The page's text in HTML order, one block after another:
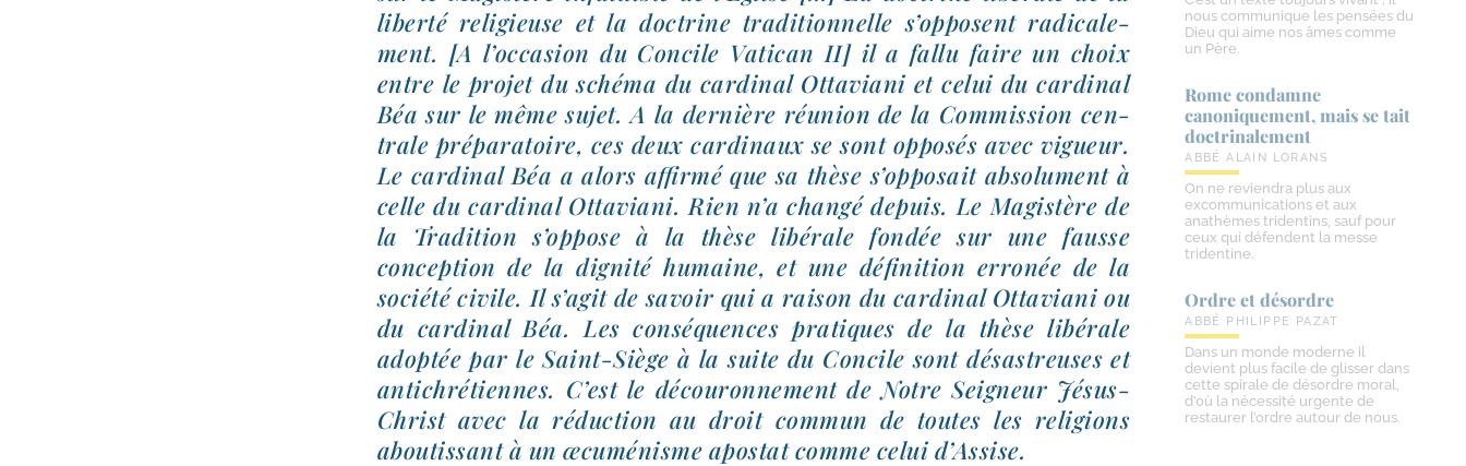
liber­té reli­gieuse et la doc­trine tra­di­tion­nelle s’op­posent radi­ca­le­
ment. [A l’occasion du Concile Vatican II] il a fal­lu faire un choix
entre le pro­jet du sché­ma du car­di­nal Ottaviani et celui du car­di­nal
Béa sur le même sujet. A la der­nière réunion de la Commission cen­
trale pré­pa­ra­toire, ces deux car­di­naux se sont oppo­sés avec vigueur.
Le car­di­nal Béa a alors affir­mé que sa thèse s’op­po­sait abso­lu­ment à
celle du car­di­nal Ottaviani. Rien n’a chan­gé depuis. Le Magistère de
la Tradition s’op­pose à la thèse libé­rale fon­dée sur une fausse
concep­tion de la digni­té humaine, et une défi­ni­tion erro­née de la
socié­té civile. Il s’a­git de savoir qui a rai­son du car­di­nal Ottaviani ou
du car­di­nal Béa. Les conséq­uences pra­tiques de la thèse libé­rale
adop­tée par le Saint-​Siège à la suite du Concile sont désas­treuses et
anti­chré­tiennes. C’est le décou­ron­ne­ment de Notre Seigneur Jésus-​
Christ avec la réduc­tion au droit com­mun de toutes les reli­gions
abou­tis­sant à un œcu­mé­nisme apos­tat comme celui d’Assise.
nous communique les pensées du
Dieu qui aime nos âmes comme
un Père.
Rome condamne
canoniquement, mais se tait
doctrinalement
ABBÉ ALAIN LORANS
On ne reviendra plus aux
excommunications et aux
anathèmes tridentins, sauf pour
ceux qui défendent la messe
tridentine.
Ordre et désordre
ABBÉ PHILIPPE PAZAT
Dans un monde moderne il
devient plus facile de glisser dans
cette spirale de désordre moral,
d’où la nécessité urgente de
restaurer l’ordre autour de nous.